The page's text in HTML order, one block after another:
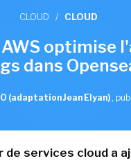
CLOUD / CLOUD
optimise
dans
(adaptation Jean Elyan) ,
de services cloud a